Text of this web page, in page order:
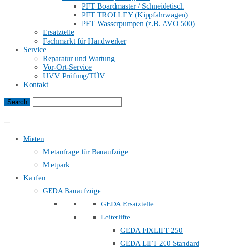
PFT Boardmaster / Schneidetisch
PFT TROLLEY (Kippfahrwagen)
PFT Wasserpumpen (z.B. AVO 500)
Ersatzteile
Fachmarkt für Handwerker
Service
Reparatur und Wartung
Vor-Ort-Service
UVV Prüfung/TÜV
Kontakt
Mieten
Mietanfrage für Bauaufzüge
Mietpark
Kaufen
GEDA Bauaufzüge
GEDA Ersatzteile
Leiterlifte
GEDA FIXLIFT 250
GEDA LIFT 200 Standard